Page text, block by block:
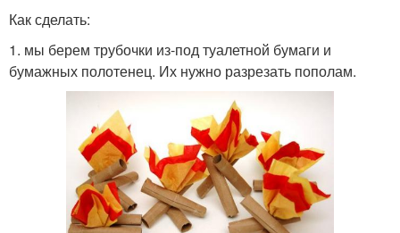
Как сделать:
1. мы берем трубочки из-под туалетной бумаги и
бумажных полотенец. Их нужно разрезать пополам.